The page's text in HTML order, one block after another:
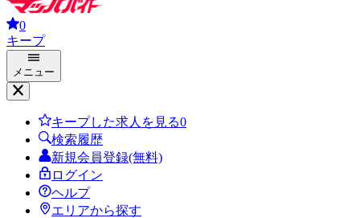
0
キープ
メニュー
キープした求人を見る0
検索履歴
新規会員登録(無料)
ログイン
ヘルプ
エリアから探す